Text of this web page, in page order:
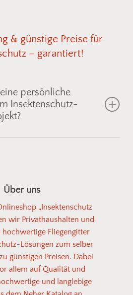
& günstige Preise für
– garantiert!
persönliche
Insektenschutz-
Sie uns einfach ein Foto
und wir zeigen Ihnen
oderSpannrahmen
So einfach kann
sein!
Fotos senden
Über uns
„Insektenschutz
wir Privathaushalten und
Fliegengitter
Lösungen zum selber
günstigen Preisen. Dabei
allem auf Qualität und
und langlebige